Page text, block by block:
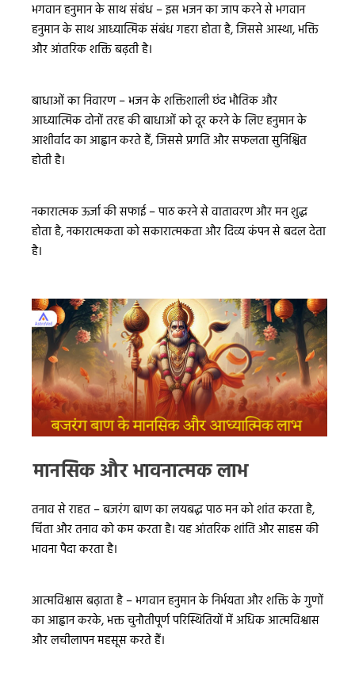
भगवान हनुमान के साथ संबंध – इस भजन का जाप करने से भगवान
हनुमान के साथ आध्यात्मिक संबंध गहरा होता है, जिससे आस्था, भक्ति
और आंतरिक शक्ति बढ़ती है।
बाधाओं का निवारण – भजन के शक्तिशाली छंद भौतिक और
आध्यात्मिक दोनों तरह की बाधाओं को दूर करने के लिए हनुमान के
आशीर्वाद का आह्वान करते हैं, जिससे प्रगति और सफलता सुनिश्चित
होती है।
नकारात्मक ऊर्जा की सफाई – पाठ करने से वातावरण और मन शुद्ध
होता है, नकारात्मकता को सकारात्मकता और दिव्य कंपन से बदल देता
है।
मानसिक और भावनात्मक लाभ
तनाव से राहत – बजरंग बाण का लयबद्ध पाठ मन को शांत करता है,
चिंता और तनाव को कम करता है। यह आंतरिक शांति और साहस की
भावना पैदा करता है।
आत्मविश्वास बढ़ाता है – भगवान हनुमान के निर्भयता और शक्ति के गुणों
का आह्वान करके, भक्त चुनौतीपूर्ण परिस्थितियों में अधिक आत्मविश्वास
और लचीलापन महसूस करते हैं।